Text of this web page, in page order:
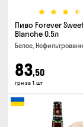
Пиво Forever
Blanche 0.5л
Белое,
83,50
грн за 1 шт